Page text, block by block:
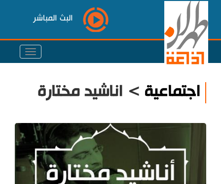
البث المباشر
اجتماعية > اناشيد مختارة